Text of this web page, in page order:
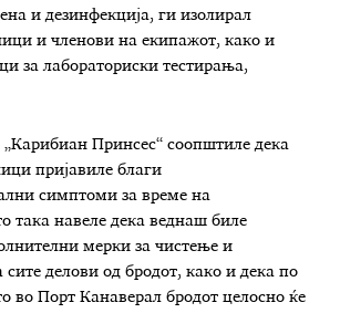
и дезинфекција, ги изолирал
и членови на екипажот, како и
за лабораториски тестирања,
Принсес“ соопштиле дека
пријавиле благи
симптоми за време на
така навеле дека веднаш биле
мерки за чистење и
сите делови од бродот, како и дека по
во Порт Канаверал бродот целосно ќе